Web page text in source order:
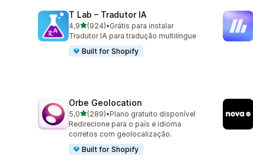
T Lab – Tradutor IA
4,9de 5 estrelas
(924)
924 avaliações ao todo
•Grátis para instalar
Tradutor IA para tradução multilíngue
Built for Shopify
Orbe Geolocation
5,0de 5 estrelas
(289)
289 avaliações ao todo
•Plano gratuito disponível
Redirecione para o país e idioma
corretos com geolocalização.
Built for Shopify